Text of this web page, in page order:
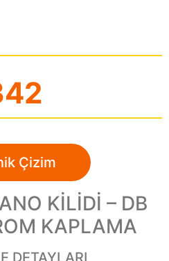
Çizim
KİLİDİ – DB
KAPLAMA
DETAYLARI